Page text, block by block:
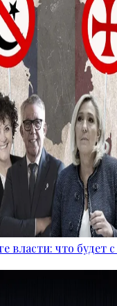
власти: что будет